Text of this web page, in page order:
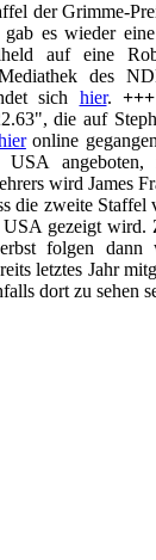
der Grimme-
gab es wieder
auf eine
des
sich hier. +++
die auf
online
wird James
die zweite Staffel
gezeigt wird.
folgen dann
letztes Jahr
dort zu sehen